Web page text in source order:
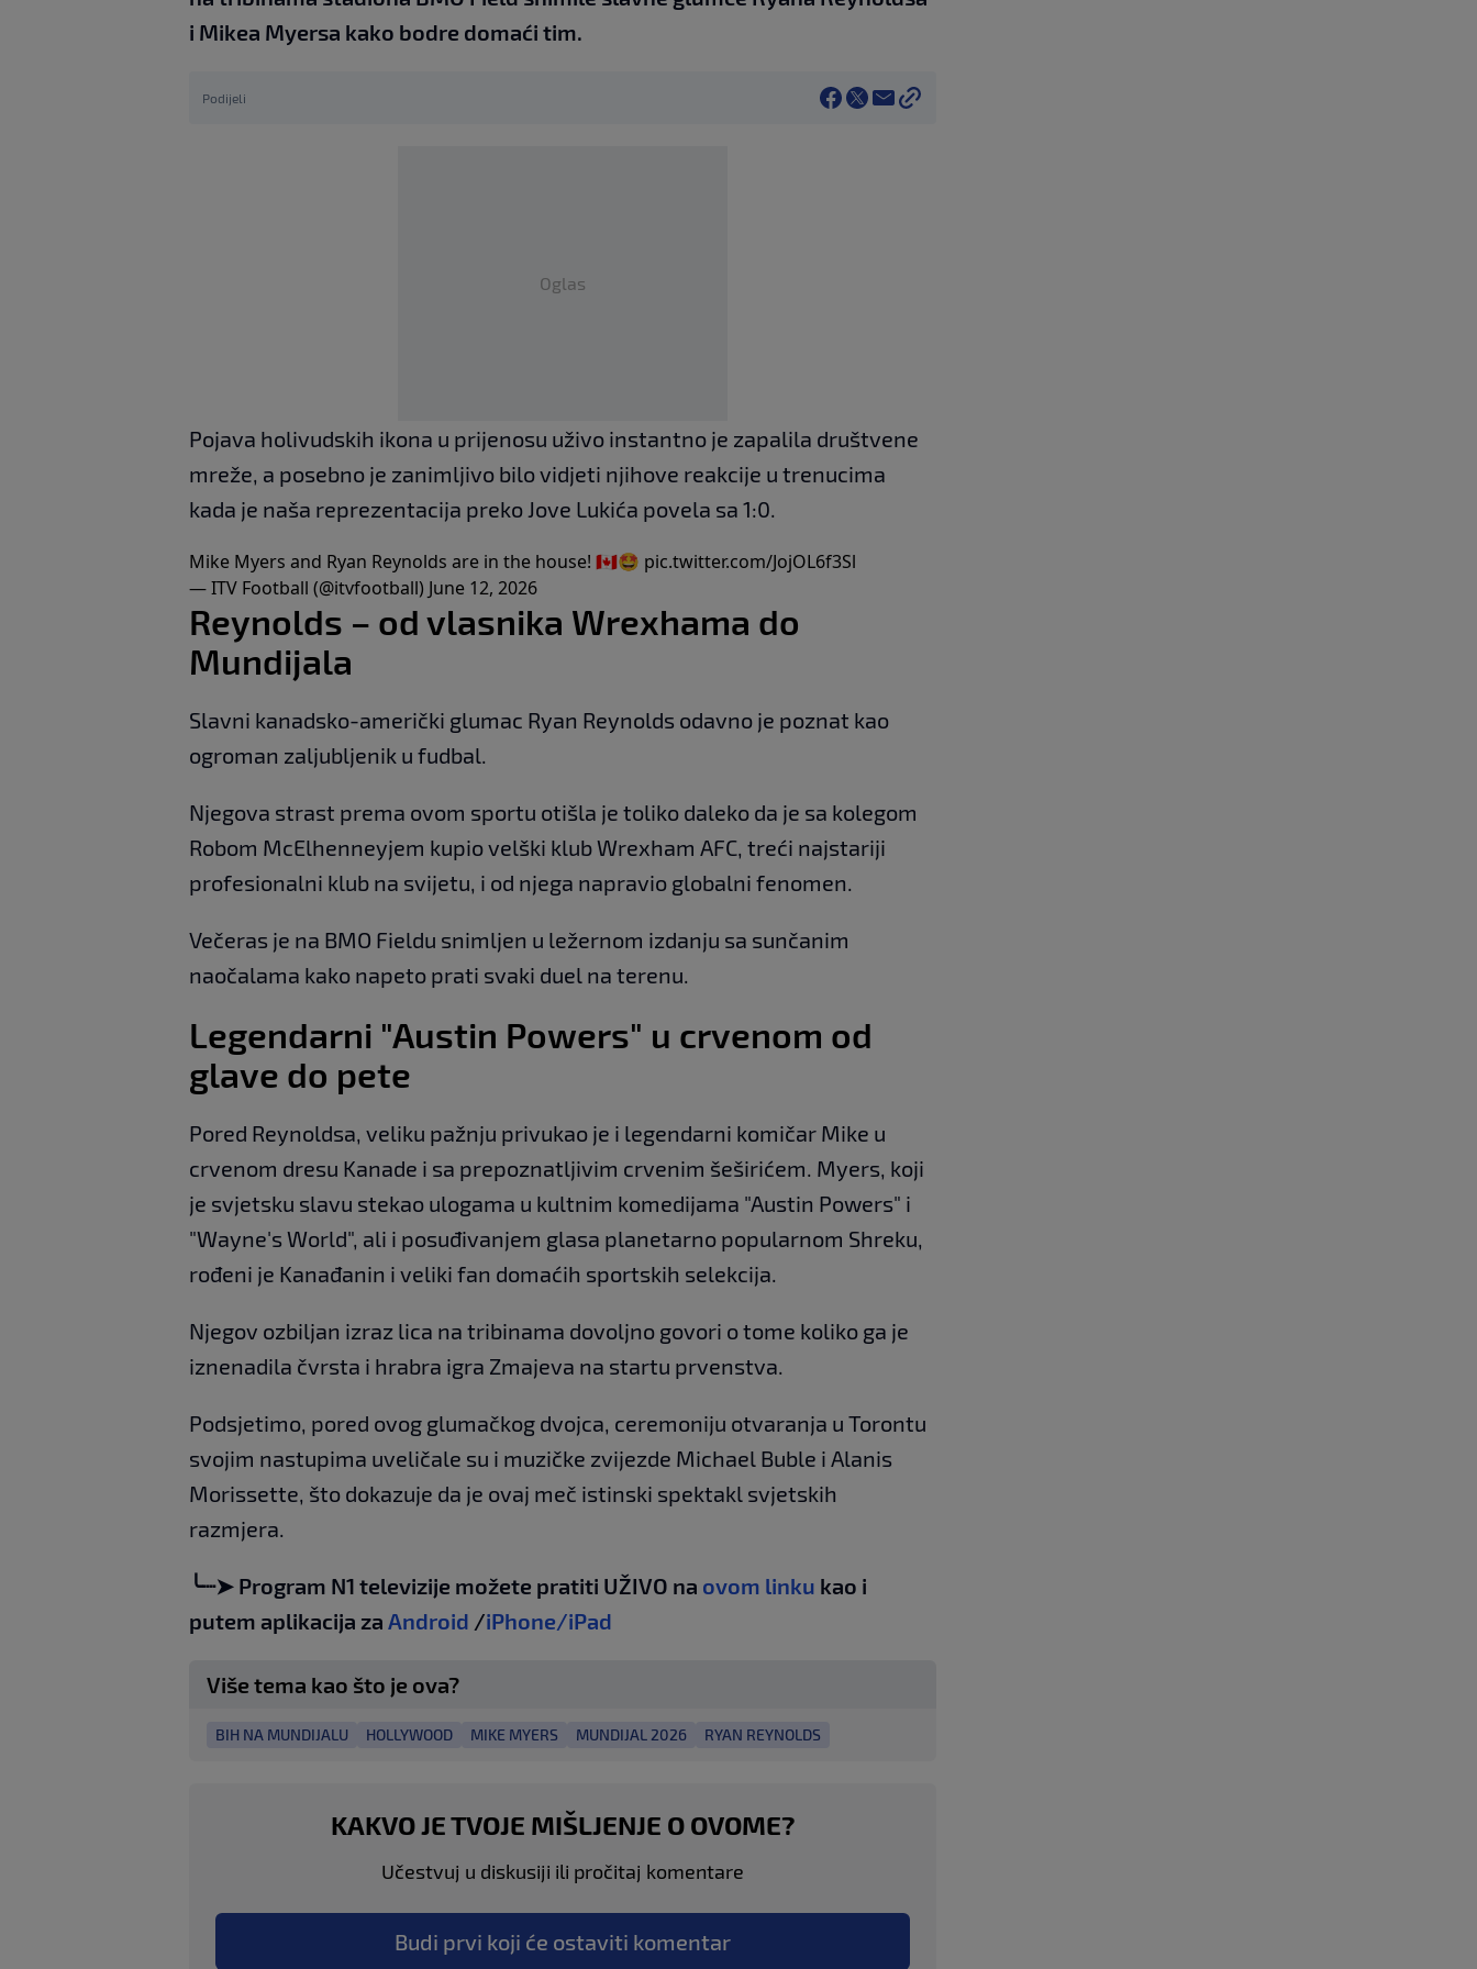
i Mikea Myersa kako bodre domaći tim.
Podijeli
Oglas
Pojava holivudskih ikona u prijenosu uživo instantno je zapalila društvene
mreže, a posebno je zanimljivo bilo vidjeti njihove reakcije u trenucima
kada je naša reprezentacija preko Jove Lukića povela sa 1:0.
Mike Myers and Ryan Reynolds are in the house! 🇨🇦🤩 pic.twitter.com/JojOL6f3Sl
— ITV Football (@itvfootball) June 12, 2026
Reynolds – od vlasnika Wrexhama do
Mundijala
Slavni kanadsko-američki glumac Ryan Reynolds odavno je poznat kao
ogroman zaljubljenik u fudbal.
Njegova strast prema ovom sportu otišla je toliko daleko da je sa kolegom
Robom McElhenneyjem kupio velški klub Wrexham AFC, treći najstariji
profesionalni klub na svijetu, i od njega napravio globalni fenomen.
Večeras je na BMO Fieldu snimljen u ležernom izdanju sa sunčanim
naočalama kako napeto prati svaki duel na terenu.
Legendarni "Austin Powers" u crvenom od
glave do pete
Pored Reynoldsa, veliku pažnju privukao je i legendarni komičar Mike u
crvenom dresu Kanade i sa prepoznatljivim crvenim šeširićem. Myers, koji
je svjetsku slavu stekao ulogama u kultnim komedijama "Austin Powers" i
"Wayne's World", ali i posuđivanjem glasa planetarno popularnom Shreku,
rođeni je Kanađanin i veliki fan domaćih sportskih selekcija.
Njegov ozbiljan izraz lica na tribinama dovoljno govori o tome koliko ga je
iznenadila čvrsta i hrabra igra Zmajeva na startu prvenstva.
Podsjetimo, pored ovog glumačkog dvojca, ceremoniju otvaranja u Torontu
svojim nastupima uveličale su i muzičke zvijezde Michael Buble i Alanis
Morissette, što dokazuje da je ovaj meč istinski spektakl svjetskih
razmjera.
╰┈➤ Program N1 televizije možete pratiti UŽIVO na ovom linku kao i
putem aplikacija za Android /iPhone/iPad
Više tema kao što je ova?
BIH NA MUNDIJALU HOLLYWOOD MIKE MYERS MUNDIJAL 2026 RYAN REYNOLDS
KAKVO JE TVOJE MIŠLJENJE O OVOME?
Učestvuj u diskusiji ili pročitaj komentare
Budi prvi koji će ostaviti komentar